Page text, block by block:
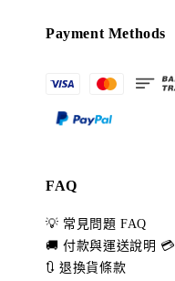
Payment Methods
FAQ
💡 常見問題 FAQ
🚚 付款與運送說明 💳
🔃 退換貨條款